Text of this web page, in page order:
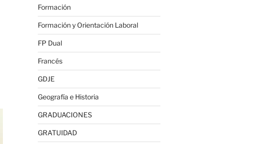
Formación
Formación y Orientación Laboral
FP Dual
Francés
GDJE
Geografía e Historia
GRADUACIONES
GRATUIDAD